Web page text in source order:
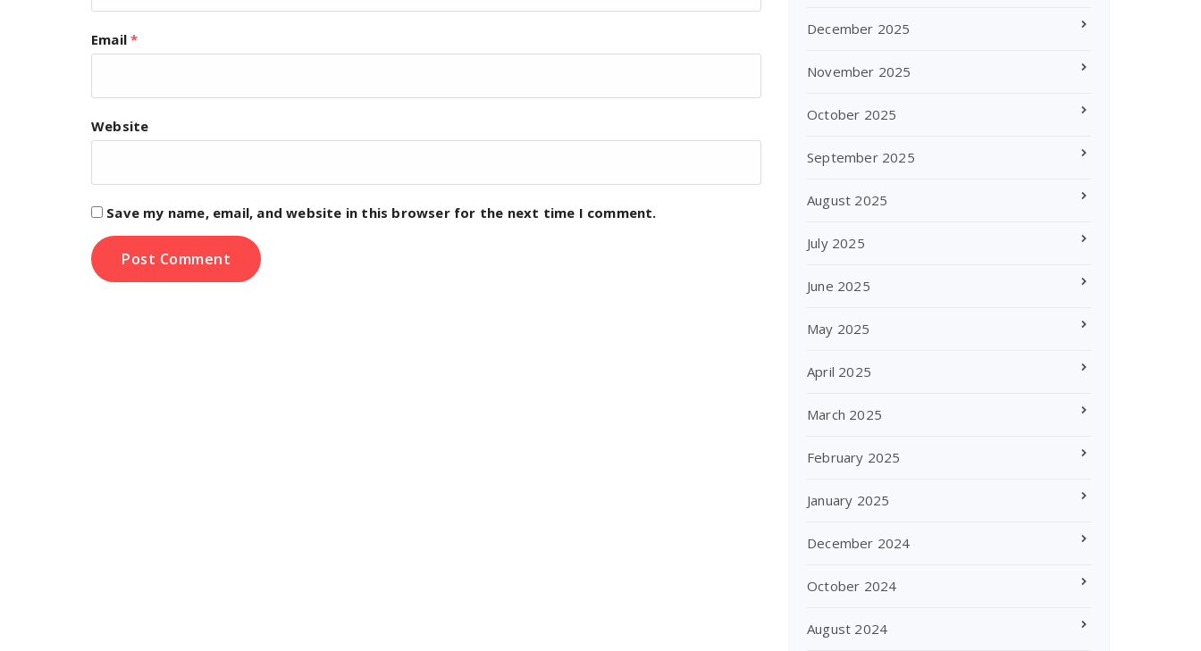
Email*
Website
Save my name, email, and website in this browser for the next time I comment.
December 2025
November 2025
October 2025
September 2025
August 2025
July 2025
June 2025
May 2025
April 2025
March 2025
February 2025
January 2025
December 2024
October 2024
August 2024